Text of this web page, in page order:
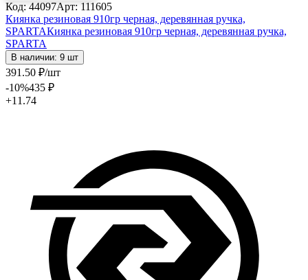
Код: 44097Арт: 111605
Киянка резиновая 910гр черная, деревянная ручка,
SPARTAКиянка резиновая 910гр черная, деревянная ручка,
SPARTA
В наличии: 9 шт
391 .50 ₽/шт
-10%435 ₽
+11.74